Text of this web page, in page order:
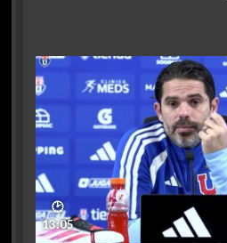
🕑
13:05